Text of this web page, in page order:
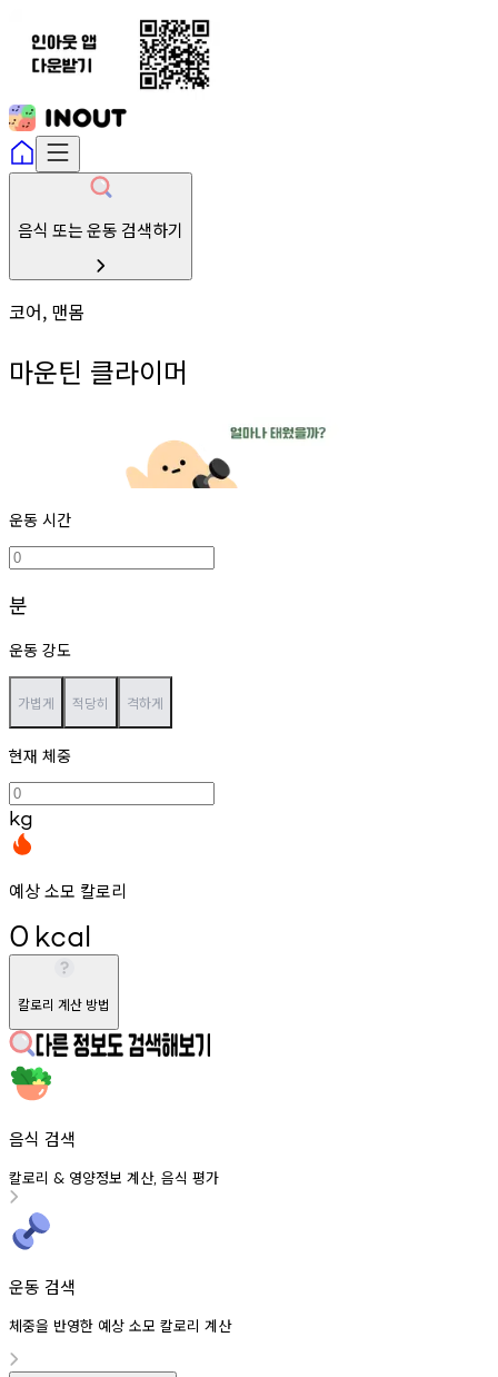
음식 또는 운동 검색하기
코어, 맨몸
마운틴 클라이머
운동 시간
분
운동 강도
가볍게 적당히 격하게
현재 체중
kg
예상 소모 칼로리
0 kcal
칼로리 계산 방법
음식 검색
칼로리 & 영양정보 계산, 음식 평가
운동 검색
체중을 반영한 예상 소모 칼로리 계산